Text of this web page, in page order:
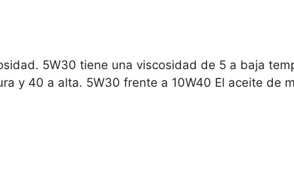
5W30 tiene una viscosidad de 5 a baja
y 40 a alta. 5W30 frente a 10W40 El aceite de